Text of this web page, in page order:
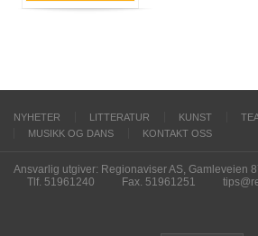
NYHETER LITTERATUR KUNST
MUSIKK OG DANS
KONTAKT OSS
Ansvarlig utgiver: Regionaviser AS, Gamleveien
Tlf. 51961240
Fax. 51961251